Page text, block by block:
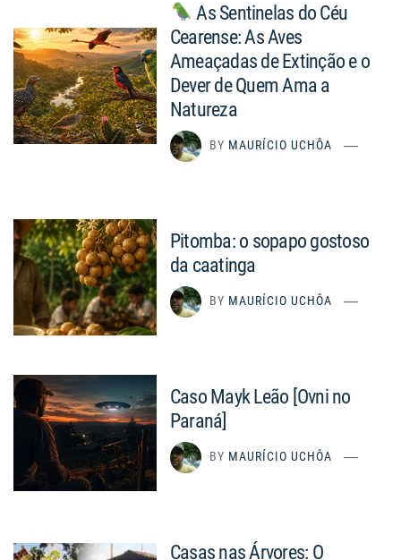
As Sentinelas do Céu
Cearense: As Aves
Ameaçadas de Extinção e o
Dever de Quem Ama a
Natureza
BY MAURÍCIO UCHÔA
Pitomba: o sopapo gostoso
da caatinga
BY MAURÍCIO UCHÔA
Caso Mayk Leão [Ovni no
Paraná]
BY MAURÍCIO UCHÔA
Casas nas Árvores: O